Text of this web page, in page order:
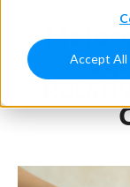
Accept All